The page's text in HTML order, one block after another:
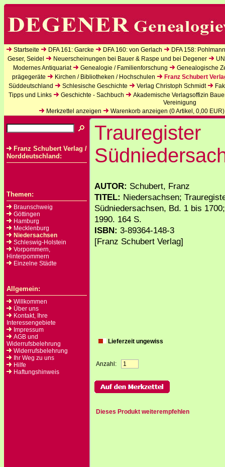
Startseite DFA 161: Garcke DFA 160: von Gerlach
DFA 158:
Geser, Seidel
Neuerscheinungen bei Bauer & Raspe und bei Degener
Modernes Antiquariat
Genealogie / Familienforschung
Genealogische
prägegeräte
Kirchen / Bibliotheken / Hochschulen
Franz Schubert
Süddeutschland
Schlesische Geschichte Verlag Christoph Schmidt
Tipps und Links
Geschichte - Sachbuch
Akademische Verlagsoffizin
Vereinigung
Merkzettel anzeigen
Warenkorb anzeigen (0Artikel, 0,00 EUR)
Franz Schubert Verlag /
Norddeutschland:
Themen:
Braunschweig
Göttingen
Hamburg
Mecklenburg
Niedersachsen
Schleswig-Holstein
Vorpommern,
Hinterpommern
Einzelne Städte
Allgemein:
Willkommen
Über uns
Kontakt, Ihre
Interessengebiete
Impressum
AGB und
Widerrufsbelehrung
Widerrufsbelehrung
Ihr Weg zu uns
Hilfe
Haftungshinweis
Trauregister
AUTOR: Schubert, Franz
TITEL: Niedersachsen;
Südniedersachsen, Bd. 1 bis
1990. 164 S.
ISBN: 3-89364-148-3
[Franz Schubert Verlag]
Lieferzeit ungewiss
Anzahl:
Dieses Produkt weiterempfehlen